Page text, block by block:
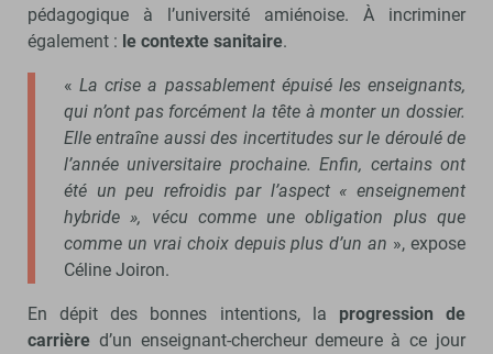
pédagogique à l’université amiénoise. À incriminer
également : le contexte sanitaire.
«La crise a passablement épuisé les enseignants,
qui n’ont pas forcément la tête à monter un dossier.
Elle entraîne aussi des incertitudes sur le déroulé de
l’année universitaire prochaine. Enfin, certains ont
été un peu refroidis par l’aspect « enseignement
hybride », vécu comme une obligation plus que
comme un vrai choix depuis plus d’un an », expose
Céline Joiron.
En dépit des bonnes intentions, la progression de
carrière d’un enseignant-chercheur demeure à ce jour